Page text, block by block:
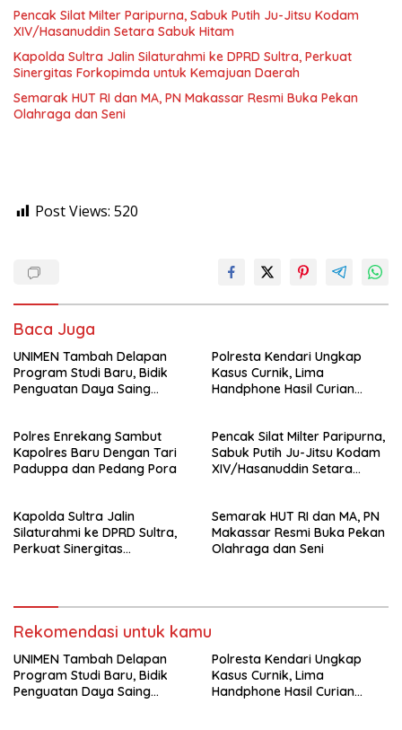
Pencak Silat Milter Paripurna, Sabuk Putih Ju-Jitsu Kodam
XIV/Hasanuddin Setara Sabuk Hitam
Kapolda Sultra Jalin Silaturahmi ke DPRD Sultra, Perkuat
Sinergitas Forkopimda untuk Kemajuan Daerah
Semarak HUT RI dan MA, PN Makassar Resmi Buka Pekan
Olahraga dan Seni
Post Views: 520
Baca Juga
UNIMEN Tambah Delapan
Program Studi Baru, Bidik
Penguatan Daya Saing
Polresta Kendari Ungkap
Kasus Curnik, Lima
Handphone Hasil Curian
Polres Enrekang Sambut
Kapolres Baru Dengan Tari
Paduppa dan Pedang Pora
Pencak Silat Milter Paripurna,
Sabuk Putih Ju-Jitsu Kodam
XIV/Hasanuddin Setara
Kapolda Sultra Jalin
Silaturahmi ke DPRD Sultra,
Perkuat Sinergitas
Semarak HUT RI dan MA, PN
Makassar Resmi Buka Pekan
Olahraga dan Seni
Rekomendasi untuk kamu
UNIMEN Tambah Delapan
Program Studi Baru, Bidik
Penguatan Daya Saing
Polresta Kendari Ungkap
Kasus Curnik, Lima
Handphone Hasil Curian